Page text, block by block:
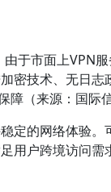
由于市面上VPN
密技术、无日志
（来源：国际
定的网络体验。
用户跨境访问需